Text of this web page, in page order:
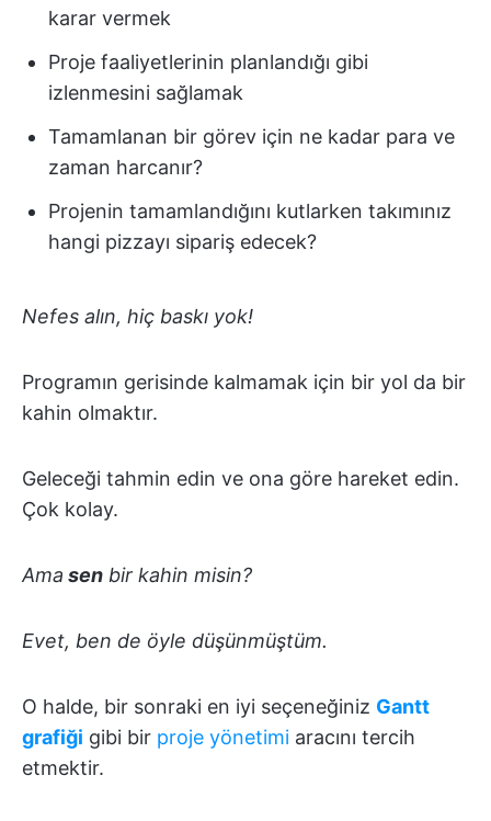
karar vermek
Proje faaliyetlerinin planlandığı gibi
izlenmesini sağlamak
Tamamlanan bir görev için ne kadar para ve
zaman harcanır?
Projenin tamamlandığını kutlarken takımınız
hangi pizzayı sipariş edecek?
Nefes alın, hiç baskı yok!
Programın gerisinde kalmamak için bir yol da bir
kahin olmaktır.
Geleceği tahmin edin ve ona göre hareket edin.
Çok kolay.
Ama sen bir kahin misin?
Evet, ben de öyle düşünmüştüm.
O halde, bir sonraki en iyi seçeneğiniz Gantt
grafiği gibi bir proje yönetimi aracını tercih
etmektir.